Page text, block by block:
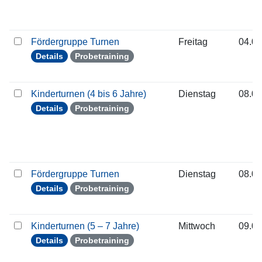
Fördergruppe Turnen
Details Probetraining
Freitag
Kinderturnen (4 bis 6 Jahre)
Details Probetraining
Dienstag
Fördergruppe Turnen
Details Probetraining
Dienstag
Kinderturnen (5 – 7 Jahre)
Details Probetraining
Mittwoch